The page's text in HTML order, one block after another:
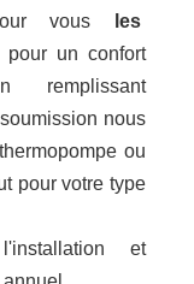
vous
les
pour un confort
remplissant
nous
ou
pour votre type
et